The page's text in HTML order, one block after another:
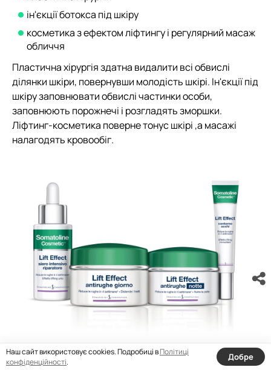
ін'єкції ботокса під шкіру
косметика з ефектом ліфтингу і регулярний масаж
обличчя
Пластична хірургія здатна видалити всі обвислі
ділянки шкіри, повернувши молодість шкірі. Ін'єкції під
шкіру заповнювати обвислі частинки особи,
заповнюють порожнечі і розгладять зморшки.
Ліфтинг-косметика поверне тонус шкірі ,а масажі
налагодять кровообіг.
ліфтинг косметика для обличчя
Наш сайт використовує cookies. Подробиці вПолітиці
конфіденційності. Добре